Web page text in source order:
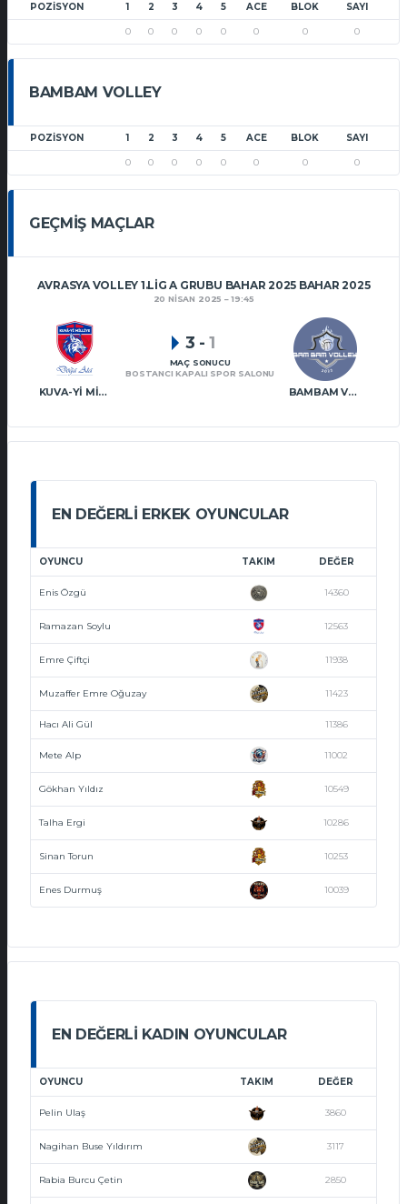
POZISYON 1 2 3 4 5 ACE BLOK SAYI
0 0 0 0 0 0 0 0
BAMBAM VOLLEY
POZISYON 1 2 3 4 5 ACE BLOK SAYI
0 0 0 0 0 0 0 0
GEÇMIŞ MAÇLAR
AVRASYA VOLLEY 1.LIG A GRUBU BAHAR 2025 BAHAR 2025
20 NISAN 2025 19:45
KUVA-YI MILLIYE DOĞA ATA VT BAMBAM VOLLEY
3 - 1
MAÇ SONUCU
BOSTANCI KAPALI SPOR SALONU
EN DEĞERLI ERKEK OYUNCULAR
OYUNCU TAKIM DEĞER
Enis Özgü 14360
Ramazan Soylu 12563
Emre Çiftçi 11938
Muzaffer Emre Oğuzay 11423
Hacı Ali Gül 11386
Mete Alp 11002
Gökhan Yıldız 10549
Talha Ergi 10286
Sinan Torun 10253
Enes Durmuş 10039
EN DEĞERLI KADIN OYUNCULAR
OYUNCU TAKIM DEĞER
Pelin Ulaş 3860
Nagihan Buse Yıldırım 3117
Rabia Burcu Çetin 2850